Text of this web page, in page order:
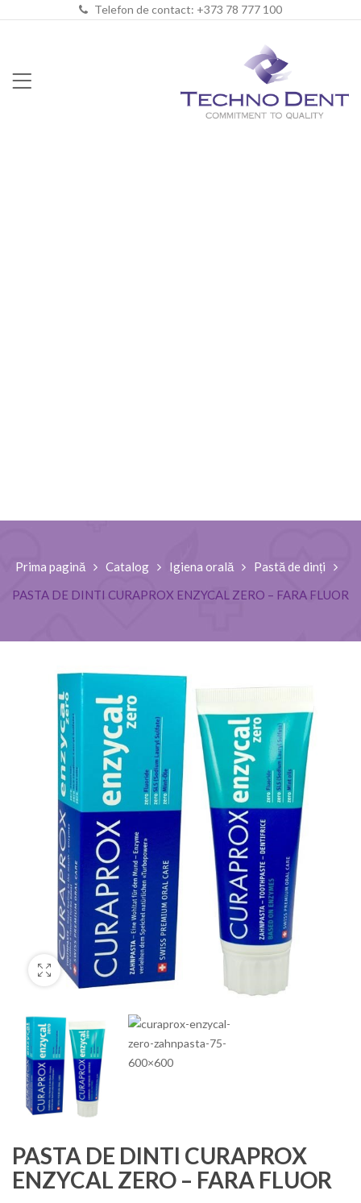
Telefon de contact: +373 78 777 100
Prima pagină Catalog Igiena orală
Pastă de dinți
PASTA DE DINTI CURAPROX ENZYCAL ZERO – FARA FLUOR
PASTA DE DINTI CURAPROX
ENZYCAL ZERO – FARA FLUOR